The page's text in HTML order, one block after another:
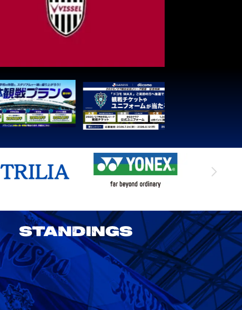
2026/27明治安田J1リーグ 鹿島アント
ラーズ vs アビスパ福岡
STANDINGS